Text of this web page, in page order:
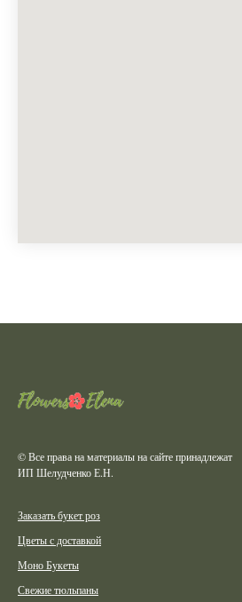
© Все права на материалы на сайте принадлежат
ИП Шелудченко Е.Н.
Заказать букет роз
Цветы с доставкой
Моно Букеты
Свежие тюльпаны